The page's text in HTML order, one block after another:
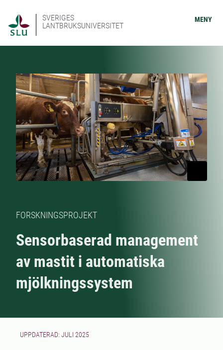
SVERIGES
LANTBRUKSUNIVERSITET
MENY
FORSKNINGSPROJEKT
Sensorbaserad management
av mastit i automatiska
mjölkningssystem
UPPDATERAD: JULI 2025